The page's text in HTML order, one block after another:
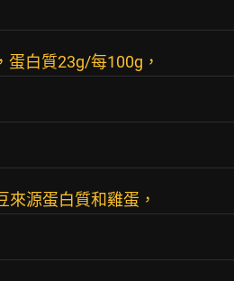
白質23g/每100g，
源蛋白質和雞蛋，